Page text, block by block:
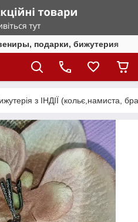
подарки, бижутерия
з ІНДІЇ (кольє,намиста,